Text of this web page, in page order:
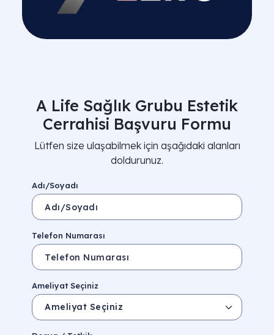
A Life Sağlık Grubu Estetik
Cerrahisi Başvuru Formu
Lütfen size ulaşabilmek için aşağıdaki alanları
doldurunuz.
Adı/Soyadı
Telefon Numarası
Ameliyat Seçiniz